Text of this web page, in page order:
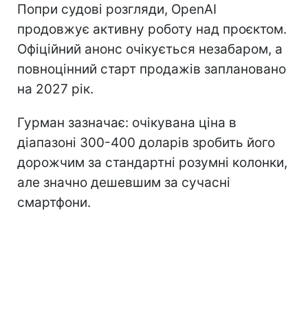
Попри судові розгляди, OpenAI
продовжує активну роботу над проєктом.
Офіційний анонс очікується незабаром, а
повноцінний старт продажів заплановано
на 2027 рік.
Гурман зазначає: очікувана ціна в
діапазоні 300-400 доларів зробить його
дорожчим за стандартні розумні колонки,
але значно дешевшим за сучасні
смартфони.